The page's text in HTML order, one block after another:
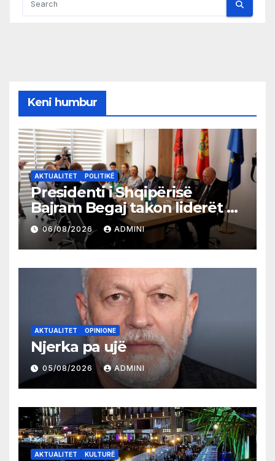
Keni humbur
AKTUALITET POLITIKË
Presidenti i Shqipërisë
Bajram Begaj takon liderët e
partive shqiptare në Ulqin
06/08/2026 ADMINI
AKTUALITET OPINIONE
Njerka pa ujë
05/08/2026 ADMINI
AKTUALITET KULTURË